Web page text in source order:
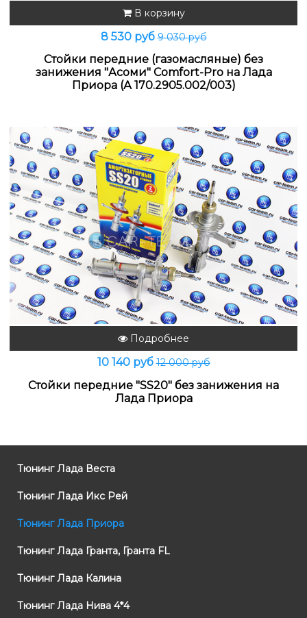
В корзину
8 530 руб9 030 руб
Стойки передние (газомасляные) без
занижения "Асоми" Comfort-Pro на Лада
Приора (А 170.2905.002/003)
Подробнее
10 140 руб12 000 руб
Стойки передние "SS20" без занижения на
Лада Приора
Тюнинг Лада Веста
Тюнинг Лада Икс Рей
Тюнинг Лада Приора
Тюнинг Лада Гранта, Гранта FL
Тюнинг Лада Калина
Тюнинг Лада Нива 4*4